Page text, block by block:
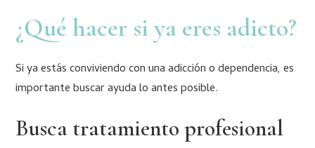
¿Qué hacer si ya eres adicto?
Si ya estás conviviendo con una adicción o dependencia, es
importante buscar ayuda lo antes posible.
Busca tratamiento profesional